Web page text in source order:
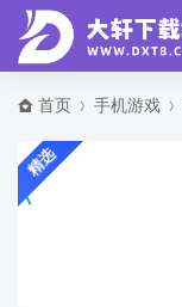
首页 手机游戏
精选